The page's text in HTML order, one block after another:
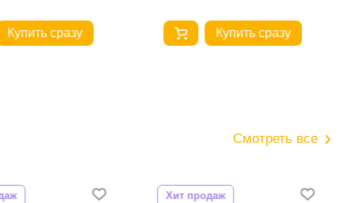
Купить сразу Купить сразу
Смотреть все
Хит продаж